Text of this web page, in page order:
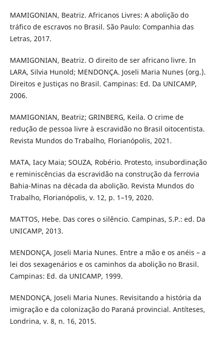
MAMIGONIAN, Beatriz. Africanos Livres: A abolição do
tráfico de escravos no Brasil. São Paulo: Companhia das
Letras, 2017.
MAMIGONIAN, Beatriz. O direito de ser africano livre. In
LARA, Silvia Hunold; MENDONÇA. Joseli Maria Nunes (org.).
Direitos e Justiças no Brasil. Campinas: Ed. Da UNICAMP,
2006.
MAMIGONIAN, Beatriz; GRINBERG, Keila. O crime de
redução de pessoa livre à escravidão no Brasil oitocentista.
Revista Mundos do Trabalho, Florianópolis, 2021.
MATA, Iacy Maia; SOUZA, Robério. Protesto, insubordinação
e reminiscências da escravidão na construção da ferrovia
Bahia-Minas na década da abolição. Revista Mundos do
Trabalho, Florianópolis, v. 12, p. 1–19, 2020.
MATTOS, Hebe. Das cores o silêncio. Campinas, S.P.: ed. Da
UNICAMP, 2013.
MENDONÇA, Joseli Maria Nunes. Entre a mão e os anéis – a
lei dos sexagenários e os caminhos da abolição no Brasil.
Campinas: Ed. da UNICAMP, 1999.
MENDONÇA, Joseli Maria Nunes. Revisitando a história da
imigração e da colonização do Paraná provincial. Antíteses,
Londrina, v. 8, n. 16, 2015.